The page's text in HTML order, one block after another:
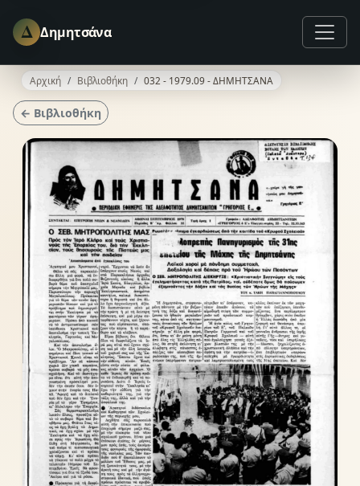
Δ Δημητσάνα
Αρχική Βιβλιοθήκη 032 - 1979.09 - ΔΗΜΗΤΣΑΝΑ
← Βιβλιοθήκη